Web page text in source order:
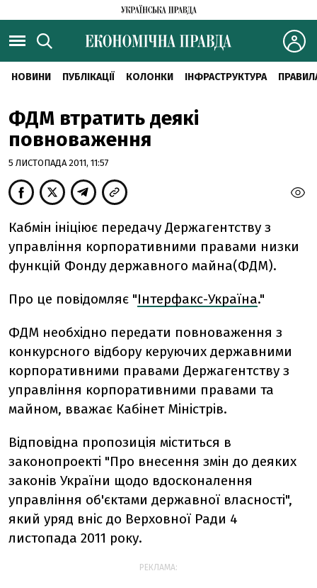
НОВИНИ ПУБЛІКАЦІЇ КОЛОНКИ ІНФРАСТРУКТУРА
ФДМ втратить деякі
повноваження
5 ЛИСТОПАДА 2011, 11:57
Кабмiн iнiцiює передачу Держагентству з
управлiння корпоративними правами низки
функцiй Фонду державного майна(ФДМ).
Про це повідомляє "Інтерфакс-Україна."
ФДМ необхiдно передати повноваження з
конкурсного вiдбору керуючих державними
корпоративними правами Держагентству з
управлiння корпоративними правами та
майном, вважає Кабiнет Мiнiстрiв.
Вiдповiдна пропозицiя мiститься в
законопроектi "Про внесення змiн до деяких
законiв України щодо вдосконалення
управлiння об'єктами державної власностi",
який уряд внiс до Верховної Ради 4
листопада 2011 року.
РЕКЛАМА: